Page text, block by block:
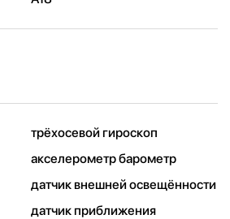
трёхосевой гироскоп
акселерометр барометр
датчик внешней освещённости
датчик приближения